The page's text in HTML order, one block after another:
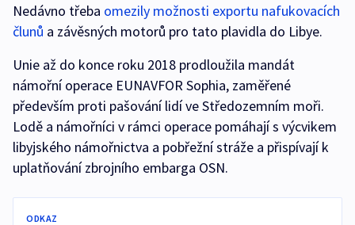
Nedávno třeba omezily možnosti exportu nafukovacích
člunů a závěsných motorů pro tato plavidla do Libye.
Unie až do konce roku 2018 prodloužila mandát
námořní operace EUNAVFOR Sophia, zaměřené
především proti pašování lidí ve Středozemním moři.
Lodě a námořníci v rámci operace pomáhají s výcvikem
libyjského námořnictva a pobřežní stráže a přispívají k
uplatňování zbrojního embarga OSN.
ODKAZ